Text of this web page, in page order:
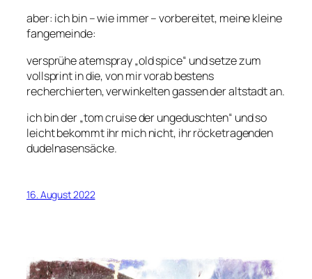
aber: ich bin – wie immer – vorbereitet, meine kleine
fangemeinde:
versprühe atemspray „old spice“ und setze zum
vollsprint in die, von mir vorab bestens
recherchierten, verwinkelten gassen der altstadt an.
ich bin der „tom cruise der ungeduschten“ und so
leicht bekommt ihr mich nicht, ihr röcketragenden
dudelnasensäcke.
16. August 2022